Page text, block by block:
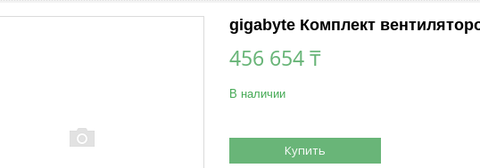
gigabyte Комплект
456 654 ₸
В наличии
Купить